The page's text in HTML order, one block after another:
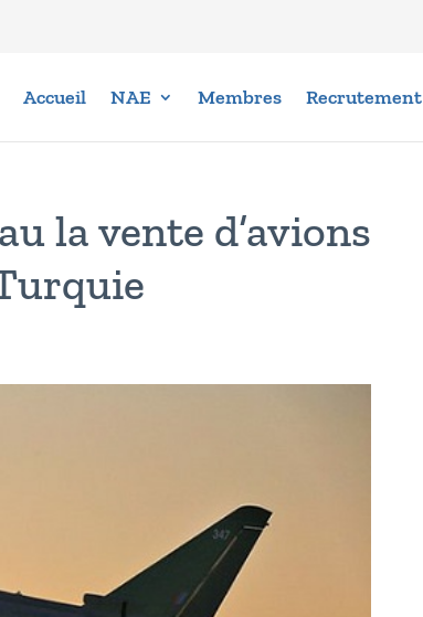
Accueil NAE Membres Recrutement
la vente d’avions